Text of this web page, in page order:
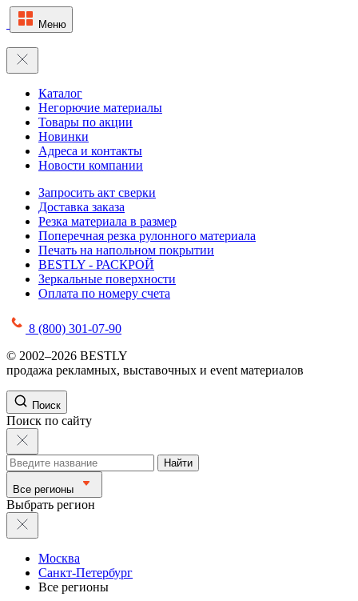
Меню
Каталог
Негорючие материалы
Товары по акции
Новинки
Адреса и контакты
Новости компании
Запросить акт сверки
Доставка заказа
Резка материала в размер
Поперечная резка рулонного материала
Печать на напольном покрытии
BESTLY - РАСКРОЙ
Зеркальные поверхности
Оплата по номеру счета
8 (800) 301-07-90
© 2002–2026 BESTLY
продажа рекламных, выставочных и event материалов
Поиск
Поиск по сайту
Найти
Все регионы
Выбрать регион
Москва
Санкт-Петербург
Все регионы